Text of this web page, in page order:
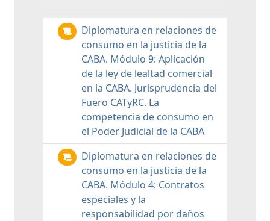
Diplomatura en relaciones de
consumo en la justicia de la
CABA. Módulo 9: Aplicación
de la ley de lealtad comercial
en la CABA. Jurisprudencia del
Fuero CATyRC. La
competencia de consumo en
el Poder Judicial de la CABA
Diplomatura en relaciones de
consumo en la justicia de la
CABA. Módulo 4: Contratos
especiales y la
responsabilidad por daños